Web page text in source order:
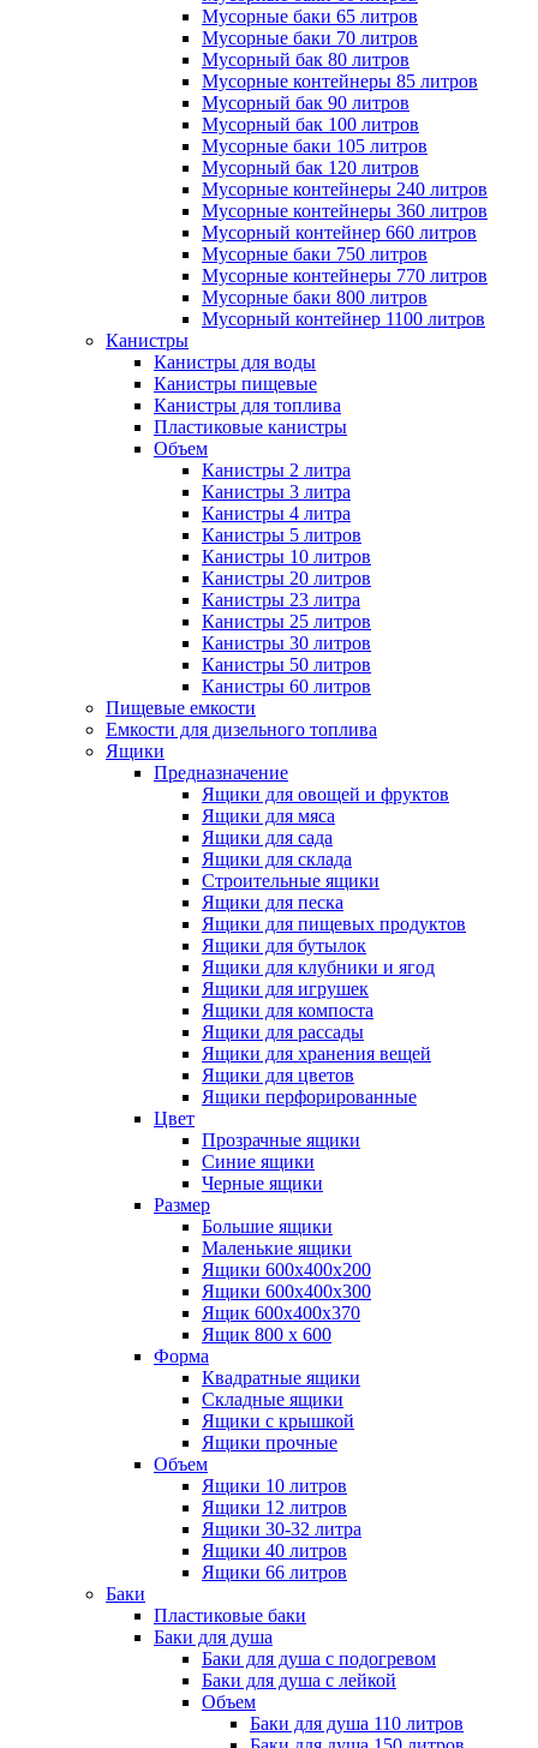
Мусорные баки 65 литров
Мусорные баки 70 литров
Мусорный бак 80 литров
Мусорные контейнеры 85 литров
Мусорный бак 90 литров
Мусорный бак 100 литров
Мусорные баки 105 литров
Мусорный бак 120 литров
Мусорные контейнеры 240 литров
Мусорные контейнеры 360 литров
Мусорный контейнер 660 литров
Мусорные баки 750 литров
Мусорные контейнеры 770 литров
Мусорные баки 800 литров
Мусорный контейнер 1100 литров
Канистры
Канистры для воды
Канистры пищевые
Канистры для топлива
Пластиковые канистры
Объем
Канистры 2 литра
Канистры 3 литра
Канистры 4 литра
Канистры 5 литров
Канистры 10 литров
Канистры 20 литров
Канистры 23 литра
Канистры 25 литров
Канистры 30 литров
Канистры 50 литров
Канистры 60 литров
Пищевые емкости
Емкости для дизельного топлива
Ящики
Предназначение
Ящики для овощей и фруктов
Ящики для мяса
Ящики для сада
Ящики для склада
Строительные ящики
Ящики для песка
Ящики для пищевых продуктов
Ящики для бутылок
Ящики для клубники и ягод
Ящики для игрушек
Ящики для компоста
Ящики для рассады
Ящики для хранения вещей
Ящики для цветов
Ящики перфорированные
Цвет
Прозрачные ящики
Синие ящики
Черные ящики
Размер
Большие ящики
Маленькие ящики
Ящики 600х400х200
Ящики 600х400х300
Ящик 600х400х370
Ящик 800 х 600
Форма
Квадратные ящики
Складные ящики
Ящики с крышкой
Ящики прочные
Объем
Ящики 10 литров
Ящики 12 литров
Ящики 30-32 литра
Ящики 40 литров
Ящики 66 литров
Баки
Пластиковые баки
Баки для душа
Баки для душа с подогревом
Баки для душа с лейкой
Объем
Баки для душа 110 литров